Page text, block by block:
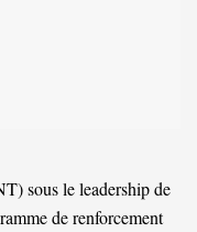
sous le leadership de
de renforcement